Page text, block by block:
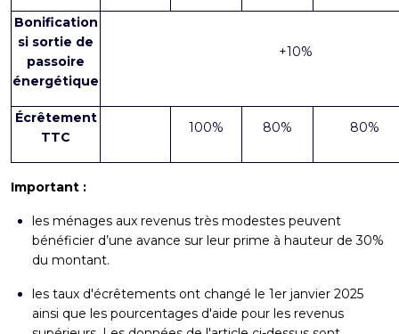
Bonification
si sortie de
passoire
énergétique
+10%
Écrêtement
TTC
100% 80% 80%
Important :
les ménages aux revenus très modestes peuvent
bénéficier d’une avance sur leur prime à hauteur de 30%
du montant.
les taux d'écrêtements ont changé le 1er janvier 2025
ainsi que les pourcentages d'aide pour les revenus